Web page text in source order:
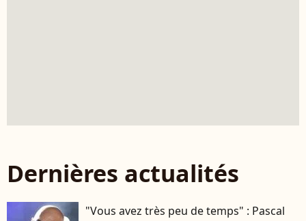
Dernières actualités
"Vous avez très peu de temps" : Pascal